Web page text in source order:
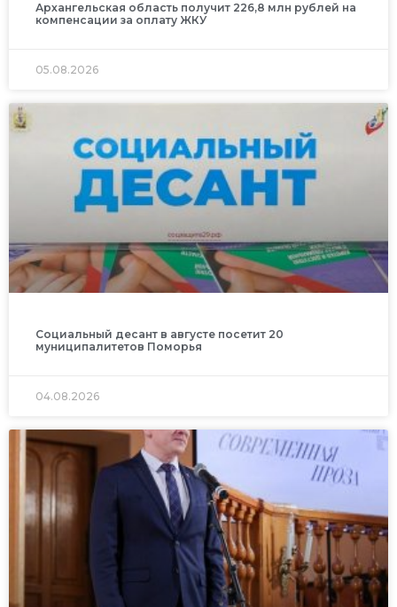
Архангельская область получит 226,8 млн рублей на
компенсации за оплату ЖКУ
05.08.2026
Социальный десант в августе посетит 20
муниципалитетов Поморья
04.08.2026